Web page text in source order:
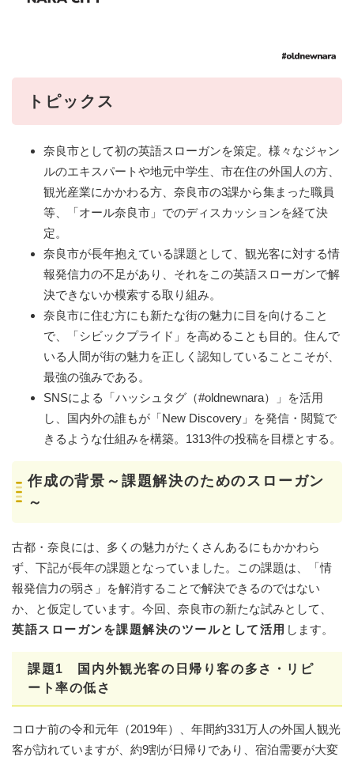
トピックス
奈良市として初の英語スローガンを策定。様々なジャン
ルのエキスパートや地元中学生、市在住の外国人の方、
観光産業にかかわる方、奈良市の3課から集まった職員
等、「オール奈良市」でのディスカッションを経て決
定。
奈良市が長年抱えている課題として、観光客に対する情
報発信力の不足があり、それをこの英語スローガンで解
決できないか模索する取り組み。
奈良市に住む方にも新たな街の魅力に目を向けること
で、「シビックプライド」を高めることも目的。住んで
いる人間が街の魅力を正しく認知していることこそが、
最強の強みである。
SNSによる「ハッシュタグ（#oldnewnara）」を活用
し、国内外の誰もが「New Discovery」を発信・閲覧で
きるような仕組みを構築。1313件の投稿を目標とする。
作成の背景～課題解決のためのスローガン
～
古都・奈良には、多くの魅力がたくさんあるにもかかわら
ず、下記が長年の課題となっていました。この課題は、「情
報発信力の弱さ」を解消することで解決できるのではない
か、と仮定しています。今回、奈良市の新たな試みとして、
英語スローガンを課題解決のツールとして活用 します。
課題1 国内外観光客の日帰り客の多さ・リピ
ート率の低さ
コロナ前の令和元年（2019年）、年間約331万人の外国人観光
客が訪れていますが、約9割が日帰りであり、宿泊需要が大変